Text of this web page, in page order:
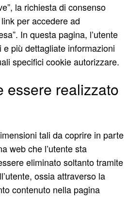
la richiesta di consenso
per accedere ad
In questa pagina, l’utente
più dettagliate informazioni
specifici cookie autorizzare.
essere realizzato
tali da coprire in parte
web che l’utente sta
eliminato soltanto tramite
ossia attraverso la
contenuto nella pagina